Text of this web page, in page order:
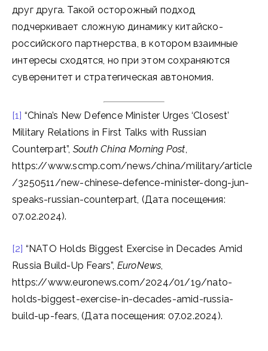
друг друга. Такой осторожный подход
подчеркивает сложную динамику китайско-
российского партнерства, в котором взаимные
интересы сходятся, но при этом сохраняются
суверенитет и стратегическая автономия.
[1] “China’s New Defence Minister Urges ‘Closest’
Military Relations in First Talks with Russian
Counterpart”, South China Morning Post,
https://www.scmp.com/news/china/military/article
/3250511/new-chinese-defence-minister-dong-jun-
speaks-russian-counterpart, (Дата посещения:
07.02.2024).
[2] “NATO Holds Biggest Exercise in Decades Amid
Russia Build-Up Fears”, EuroNews,
https://www.euronews.com/2024/01/19/nato-
holds-biggest-exercise-in-decades-amid-russia-
build-up-fears, (Дата посещения: 07.02.2024).